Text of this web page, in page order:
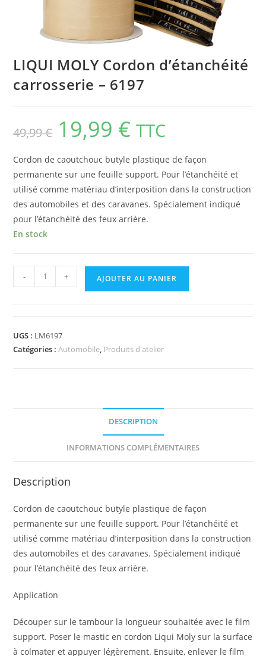
LIQUI MOLY Cordon d’étanchéité
carrosserie – 6197
49,99€ 19,99 € TTC
Cordon de caoutchouc butyle plastique de façon
permanente sur une feuille support. Pour l’étanchéité et
utilisé comme matériau d’interposition dans la construction
des automobiles et des caravanes. Spécialement indiqué
pour l’étanchéité des feux arrière.
En stock
- + AJOUTER AU PANIER
UGS : LM6197
Catégories :Automobile, Produits d'atelier
DESCRIPTION
INFORMATIONS COMPLÉMENTAIRES
Description
Cordon de caoutchouc butyle plastique de façon
permanente sur une feuille support. Pour l’étanchéité et
utilisé comme matériau d’interposition dans la construction
des automobiles et des caravanes. Spécialement indiqué
pour l’étanchéité des feux arrière.
Appli­ca­tion
Découper sur le tambour la longueur souhaitée avec le film
support. Poser le mastic en cordon Liqui Moly sur la surface
à colmater et appuyer légèrement. Ensuite, enlever le film